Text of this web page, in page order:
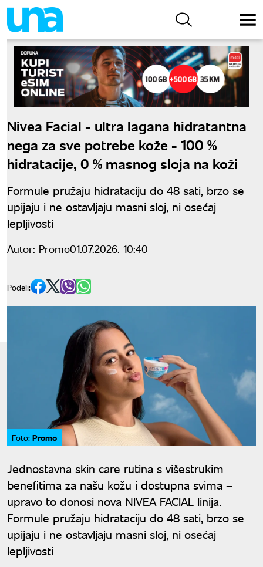
Nivea Facial - ultra lagana hidratantna
nega za sve potrebe kože - 100 %
hidratacije, 0 % masnog sloja na koži
Formule pružaju hidrataciju do 48 sati, brzo se
upijaju i ne ostavljaju masni sloj, ni osećaj
lepljivosti
Autor: Promo01.07.2026. 10:40
Podeli:
Foto: Promo
Jednostavna skin care rutina s višestrukim
benefitima za našu kožu i dostupna svima –
upravo to donosi nova NIVEA FACIAL linija.
Formule pružaju hidrataciju do 48 sati, brzo se
upijaju i ne ostavljaju masni sloj, ni osećaj
lepljivosti